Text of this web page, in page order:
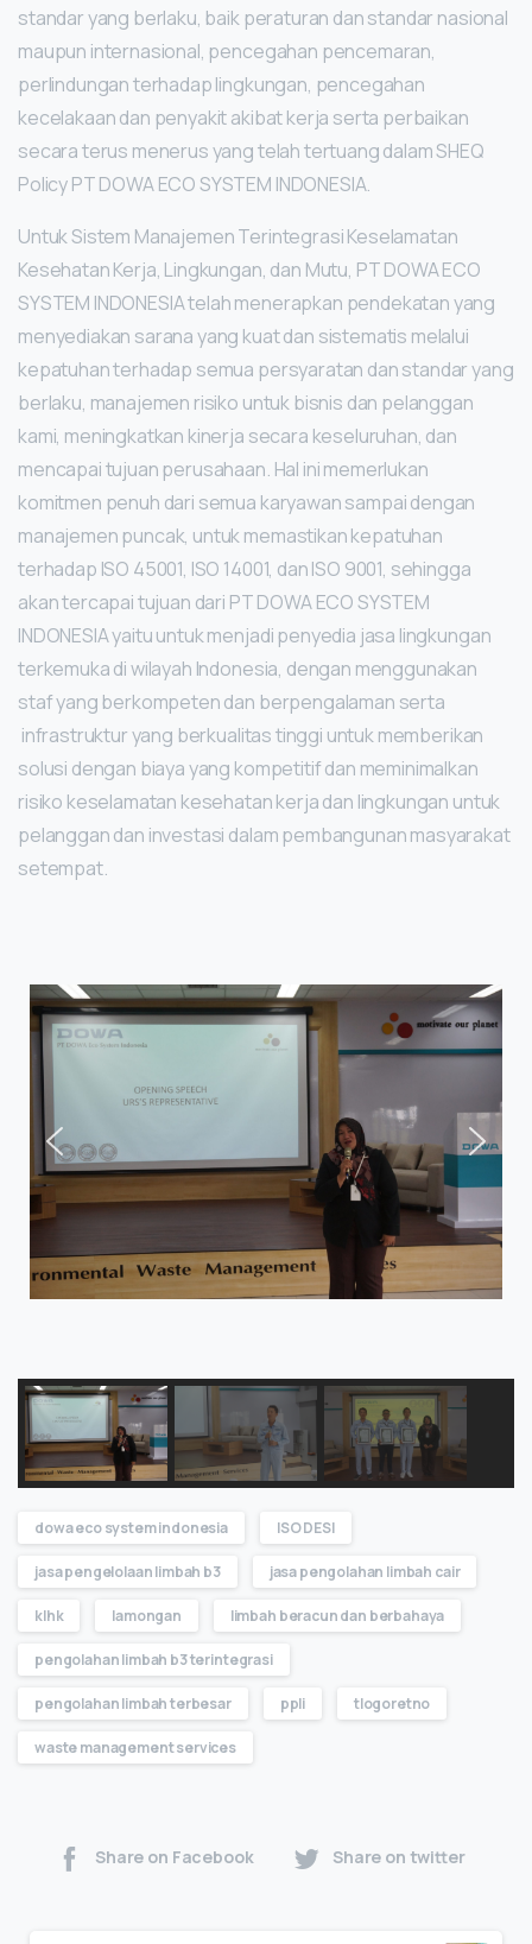
standar yang berlaku, baik peraturan dan standar nasional
maupun internasional, pencegahan pencemaran,
perlindungan terhadap lingkungan, pencegahan
kecelakaan dan penyakit akibat kerja serta perbaikan
secara terus menerus yang telah tertuang dalam SHEQ
Policy PT DOWA ECO SYSTEM INDONESIA.
Untuk Sistem Manajemen Terintegrasi Keselamatan
Kesehatan Kerja, Lingkungan, dan Mutu, PT DOWA ECO
SYSTEM INDONESIA telah menerapkan pendekatan yang
menyediakan sarana yang kuat dan sistematis melalui
kepatuhan terhadap semua persyaratan dan standar yang
berlaku, manajemen risiko untuk bisnis dan pelanggan
kami, meningkatkan kinerja secara keseluruhan, dan
mencapai tujuan perusahaan. Hal ini memerlukan
komitmen penuh dari semua karyawan sampai dengan
manajemen puncak, untuk memastikan kepatuhan
terhadap ISO 45001, ISO 14001, dan ISO 9001, sehingga
akan tercapai tujuan dari PT DOWA ECO SYSTEM
INDONESIA yaitu untuk menjadi penyedia jasa lingkungan
terkemuka di wilayah Indonesia, dengan menggunakan
staf yang berkompeten dan berpengalaman serta
infrastruktur yang berkualitas tinggi untuk memberikan
solusi dengan biaya yang kompetitif dan meminimalkan
risiko keselamatan kesehatan kerja dan lingkungan untuk
pelanggan dan investasi dalam pembangunan masyarakat
setempat.
dowa eco system indonesia ISO DESI
jasa pengelolaan limbah b3 jasa pengolahan limbah cair
klhk lamongan limbah beracun dan berbahaya
pengolahan limbah b3 terintegrasi
pengolahan limbah terbesar ppli tlogoretno
waste management services
Share on Facebook Share on twitter